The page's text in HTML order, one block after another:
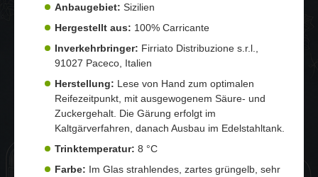
Anbaugebiet: Sizilien
Hergestellt aus: 100% Carricante
Inverkehrbringer: Firriato Distribuzione s.r.l.,
91027 Paceco, Italien
Herstellung: Lese von Hand zum optimalen
Reifezeitpunkt, mit ausgewogenem Säure- und
Zuckergehalt. Die Gärung erfolgt im
Kaltgärverfahren, danach Ausbau im Edelstahltank.
Trinktemperatur: 8 °C
Farbe: Im Glas strahlendes, zartes grüngelb, sehr